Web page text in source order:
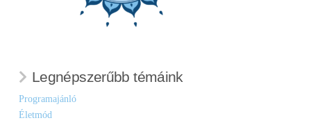
Legnépszerűbb témáink
Programajánló
Életmód